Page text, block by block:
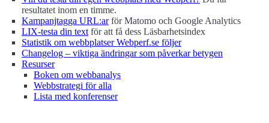
resultatet inom en timme.
Kampanjtagga URL:arför Matomo och Google Analytics
LIX-testa din text för att få dess Läsbarhetsindex
Statistik om webbplatser Webperf.se följer
Changelog – viktiga ändringar som påverkar betygen
Resurser
Boken om webbanalys
Webbstrategi för alla
Lista med konferenser